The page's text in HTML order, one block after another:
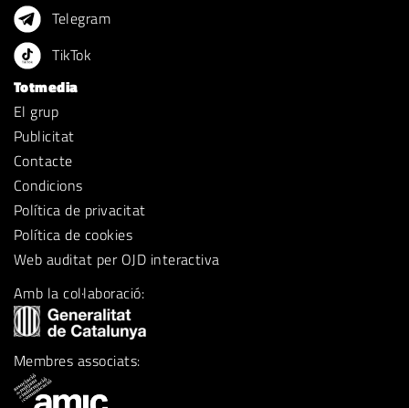
Telegram
TikTok
Totmedia
El grup
Publicitat
Contacte
Condicions
Política de privacitat
Política de cookies
Web auditat per OJD interactiva
Amb la col·laboració:
Membres associats: